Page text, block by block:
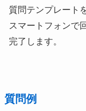
質問テンプレート
スマートフォンで
完了します。
質問例